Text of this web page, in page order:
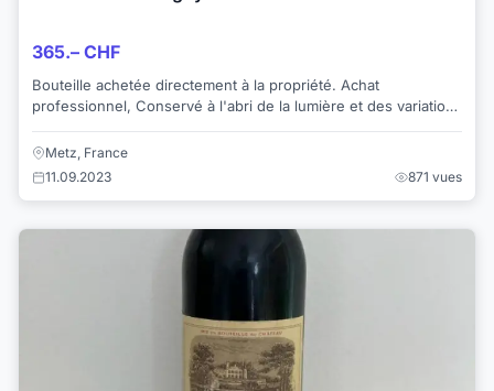
365.– CHF
Bouteille achetée directement à la propriété. Achat
professionnel, Conservé à l'abri de la lumière et des variations
Metz, France
11.09.2023
871 vues